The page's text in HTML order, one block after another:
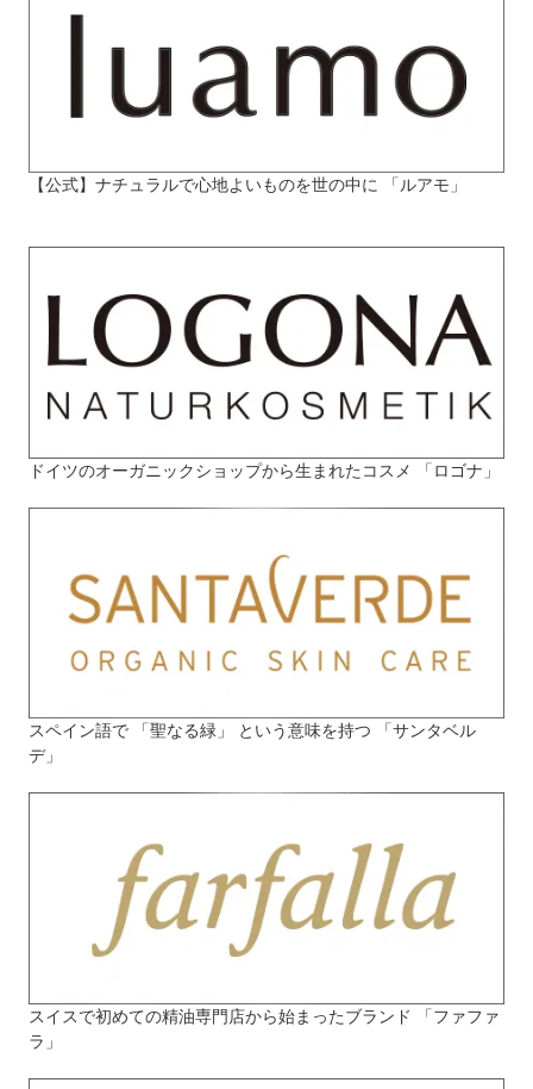
【公式】ナチュラルで心地よいものを世の中に 「ルアモ」
ドイツのオーガニックショップから生まれたコスメ 「ロゴナ」
スペイン語で 「聖なる緑」 という意味を持つ 「サンタベル
デ」
スイスで初めての精油専門店から始まったブランド 「ファファ
ラ」